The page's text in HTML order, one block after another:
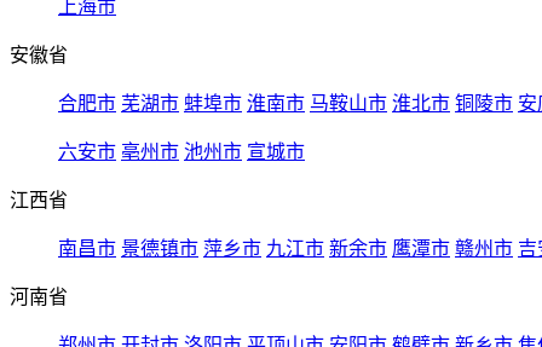
上海市
安徽省
合肥市 芜湖市 蚌埠市 淮南市 马鞍山市 淮北市 铜陵市 安
六安市 亳州市 池州市 宣城市
江西省
南昌市 景德镇市 萍乡市 九江市 新余市 鹰潭市 赣州市 吉
河南省